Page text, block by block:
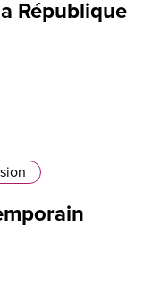
République